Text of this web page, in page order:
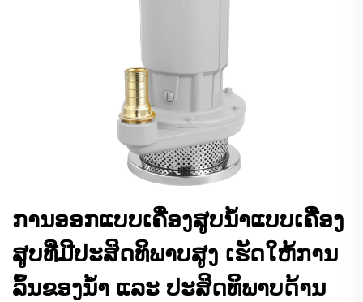
ການອອກແບບເຄື່ອງສູບນ້ຳແບບເຄື່ອງ
ສູບທີ່ມີປະສິດທິພາບສູງ ເຮັດໃຫ້ການ
ລົ້ນຂອງນ້ຳ ແລະ ປະສິດທິພາບດ້ານ